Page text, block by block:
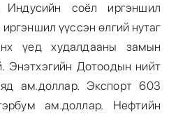
Индусийн соёл иргэншил
үүссэн өлгий нутаг
үед худалдааны замын
Энэтхэгийн Дотоодын нийт
ам.доллар. Экспорт 603
ам.доллар. Нефтийн